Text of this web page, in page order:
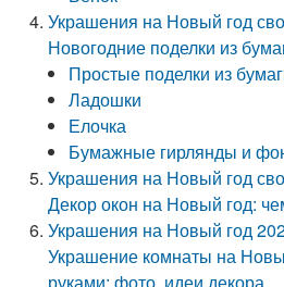
Украшения на Новый год
Новогодние поделки из
Простые поделки из
Ладошки
Елочка
Бумажные гирлянды и
Украшения на Новый год
Декор окон на Новый год:
Украшения на Новый год
Украшение комнаты на